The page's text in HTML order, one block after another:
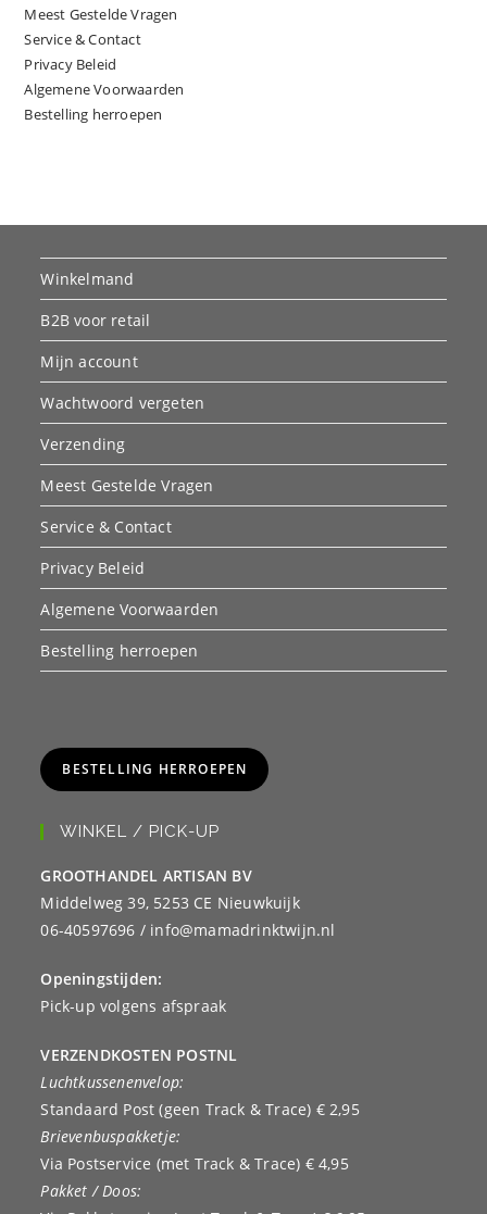
Meest Gestelde Vragen
Service & Contact
Privacy Beleid
Algemene Voorwaarden
Bestelling herroepen
Winkelmand
B2B voor retail
Mijn account
Wachtwoord vergeten
Verzending
Meest Gestelde Vragen
Service & Contact
Privacy Beleid
Algemene Voorwaarden
Bestelling herroepen
BESTELLING HERROEPEN
WINKEL / PICK-UP
GROOTHANDEL ARTISAN BV
Middelweg 39, 5253 CE Nieuwkuijk
06-40597696 / info@mamadrinktwijn.nl
Openingstijden:
Pick-up volgens afspraak
VERZENDKOSTEN POSTNL
Luchtkussenenvelop:
Standaard Post (geen Track & Trace) € 2,95
Brievenbuspakketje:
Via Postservice (met Track & Trace) € 4,95
Pakket / Doos: